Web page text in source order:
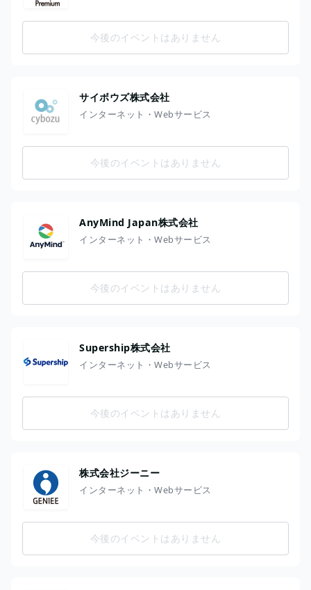
今後のイベントはありません
サイボウズ株式会社
インターネット・Webサービス
今後のイベントはありません
AnyMind Japan株式会社
インターネット・Webサービス
今後のイベントはありません
Supership株式会社
インターネット・Webサービス
今後のイベントはありません
株式会社ジーニー
インターネット・Webサービス
今後のイベントはありません